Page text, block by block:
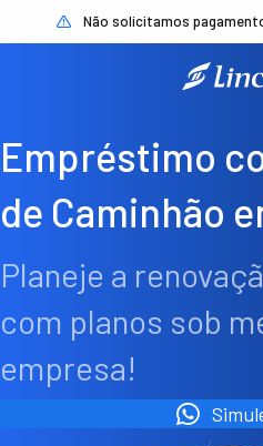
Não solicitamos
Empréstimo
de Caminhão
Planeje a
com planos sob
empresa!